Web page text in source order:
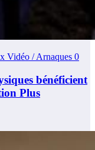
Vidéo / Arnaques 0
bénéficient
Plus